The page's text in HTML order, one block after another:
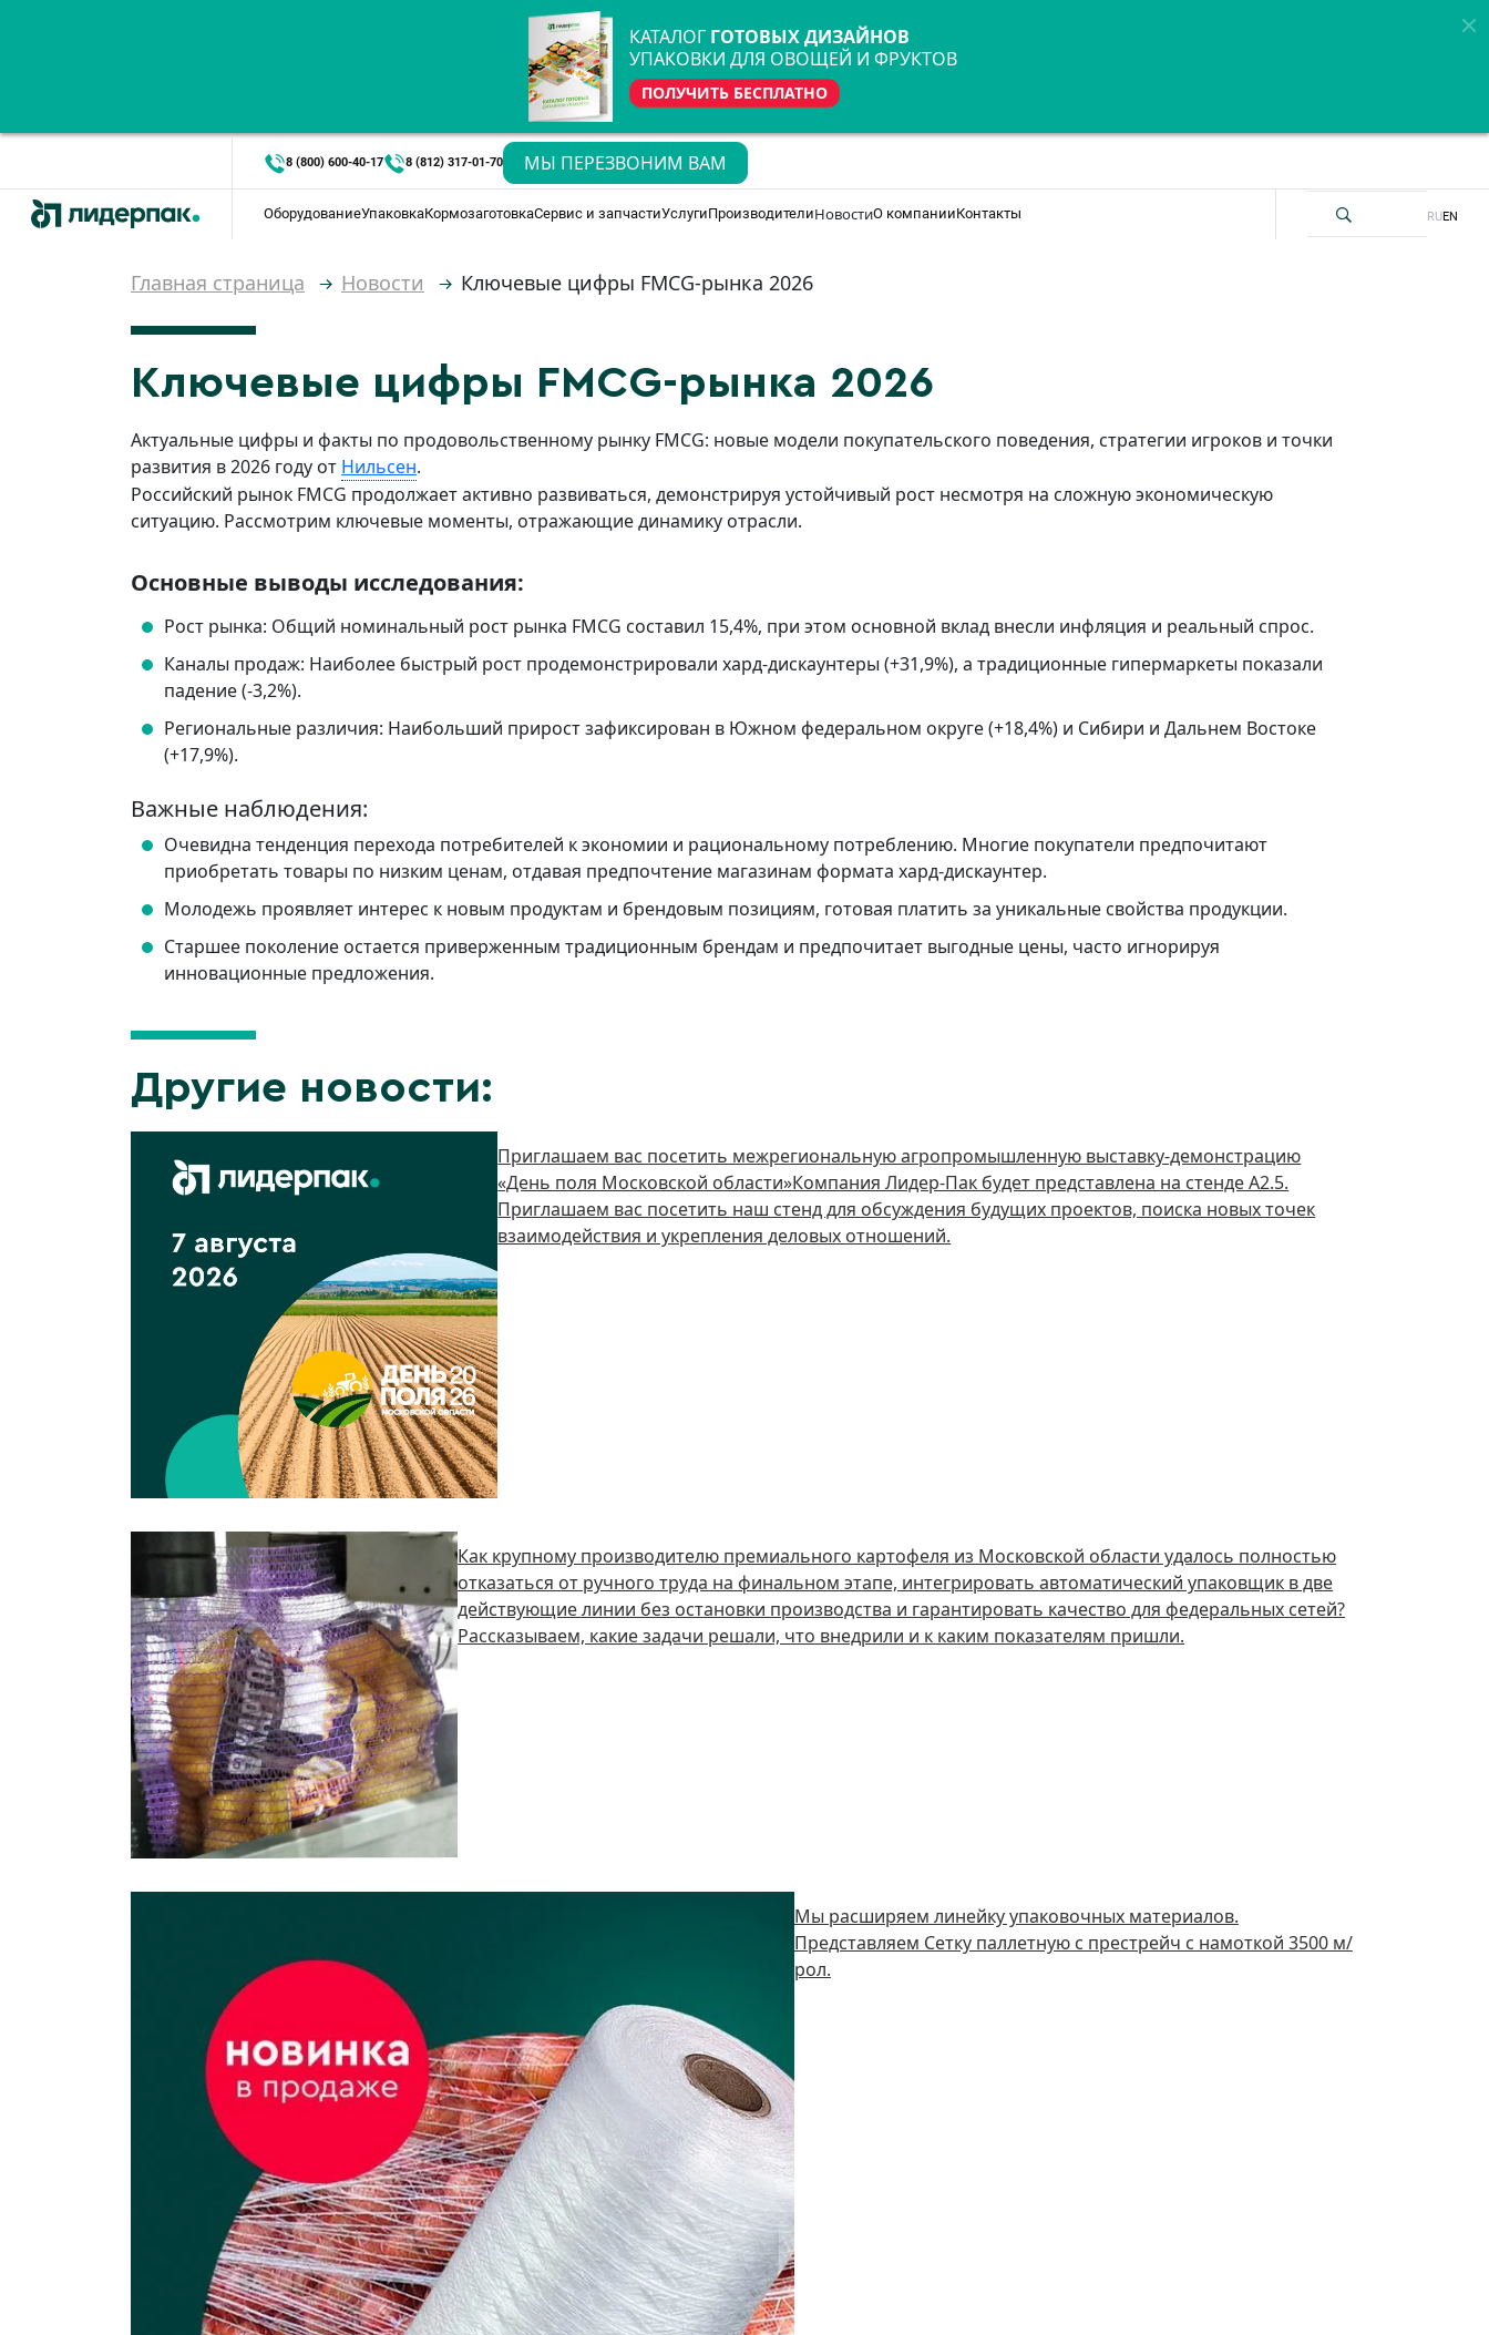
КАТАЛОГ ГОТОВЫХ ДИЗАЙНОВ
УПАКОВКИ ДЛЯ ОВОЩЕЙ И ФРУКТОВ
ПОЛУЧИТЬ БЕСПЛАТНО
8 (800) 600-40-17 8 (812) 317-01-70 МЫ ПЕРЕЗВОНИМ ВАМ
ОборудованиеУпаковкаКормозаготовкаСервис и запчастиУслугиПроизводителиНовостиО компанииКонтакты RUEN
Главная страница Новости Ключевые цифры FMCG-рынка 2026
Ключевые цифры FMCG-рынка 2026
Актуальные цифры и факты по продовольственному рынку FMCG: новые модели покупательского поведения, стратегии игроков и точки
развития в 2026 году от Нильсен.
Российский рынок FMCG продолжает активно развиваться, демонстрируя устойчивый рост несмотря на сложную экономическую
ситуацию. Рассмотрим ключевые моменты, отражающие динамику отрасли.
Основные выводы исследования:
Рост рынка: Общий номинальный рост рынка FMCG составил 15,4%, при этом основной вклад внесли инфляция и реальный спрос.
Каналы продаж: Наиболее быстрый рост продемонстрировали хард-дискаунтеры (+31,9%), а традиционные гипермаркеты показали
падение (-3,2%).
Региональные различия: Наибольший прирост зафиксирован в Южном федеральном округе (+18,4%) и Сибири и Дальнем Востоке
(+17,9%).
Важные наблюдения:
Очевидна тенденция перехода потребителей к экономии и рациональному потреблению. Многие покупатели предпочитают
приобретать товары по низким ценам, отдавая предпочтение магазинам формата хард-дискаунтер.
Молодежь проявляет интерес к новым продуктам и брендовым позициям, готовая платить за уникальные свойства продукции.
Старшее поколение остается приверженным традиционным брендам и предпочитает выгодные цены, часто игнорируя
инновационные предложения.
Другие новости:
Приглашаем вас посетить межрегиональную агропромышленную выставку-демонстрацию
«День поля Московской области»Компания Лидер-Пак будет представлена на стенде А2.5.
Приглашаем вас посетить наш стенд для обсуждения будущих проектов, поиска новых точек
взаимодействия и укрепления деловых отношений.
Как крупному производителю премиального картофеля из Московской области удалось полностью
отказаться от ручного труда на финальном этапе, интегрировать автоматический упаковщик в две
действующие линии без остановки производства и гарантировать качество для федеральных сетей?
Рассказываем, какие задачи решали, что внедрили и к каким показателям пришли.
Мы расширяем линейку упаковочных материалов.
Представляем Сетку паллетную c престрейч с намоткой 3500 м/
рол.